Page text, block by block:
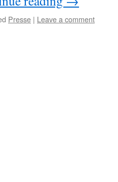
Presse | Leave a comment